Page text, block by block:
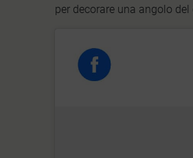
per decorare una angolo